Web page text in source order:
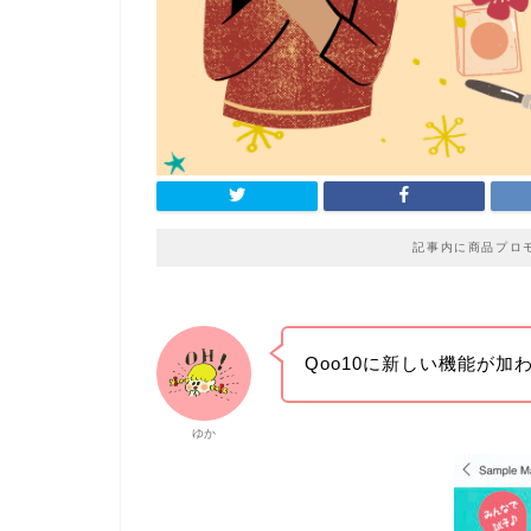
記事内に商品プロ
ゆか
Qoo10に新しい機能が加